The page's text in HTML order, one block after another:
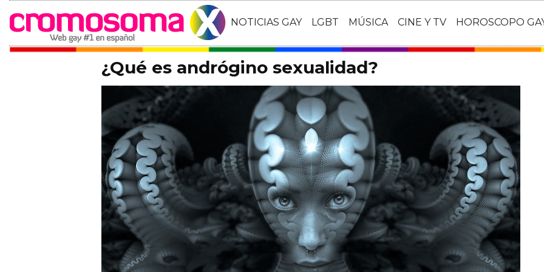
NOTICIAS GAY LGBT MÚSICA CINE Y TV HOROSCOPO
¿Qué es andrógino sexualidad?